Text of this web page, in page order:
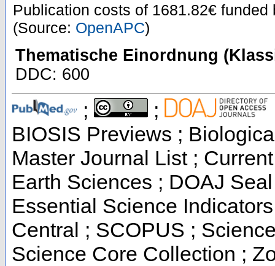
Publication costs of 1681.82€ funded
(Source: OpenAPC)
Thematische Einordnung
DDC: 600
; ;
BIOSIS Previews ;
Master Journal List ;
Earth Sciences ; DOAJ
Essential Science
Central ; SCOPUS ;
Science Core Collection ;